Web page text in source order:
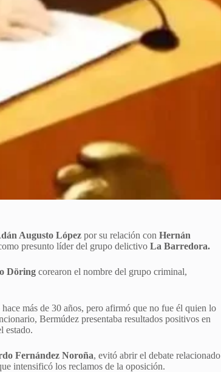
Augusto López por su relación con Hernán
presunto líder del grupo delictivo La Barredora.
Döring corearon el nombre del grupo criminal,
más de 30 años, pero afirmó que no fue él quien lo
Bermúdez presentaba resultados positivos en
estado.
Fernández Noroña, evitó abrir el debate relacionado
intensificó los reclamos de la oposición.